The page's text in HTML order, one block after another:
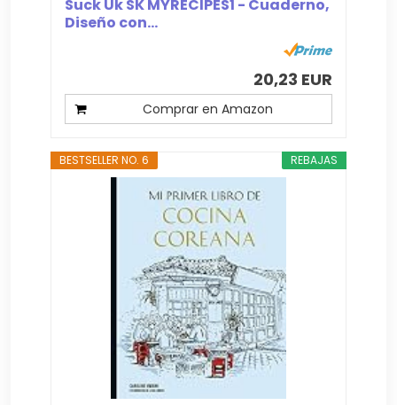
Suck Uk SK MYRECIPES1 - Cuaderno,
Diseño con...
20,23 EUR
Comprar en Amazon
REBAJAS
BESTSELLER NO. 6